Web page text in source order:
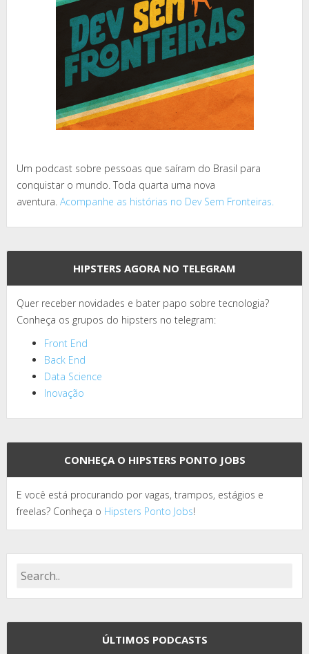
Um podcast sobre pessoas que saíram do Brasil para
conquistar o mundo. Toda quarta uma nova
aventura. Acompanhe as histórias no Dev Sem Fronteiras.
HIPSTERS AGORA NO TELEGRAM
Quer receber novidades e bater papo sobre tecnologia?
Conheça os grupos do hipsters no telegram:
Front End
Back End
Data Science
Inovação
CONHEÇA O HIPSTERS PONTO JOBS
E você está procurando por vagas, trampos, estágios e
freelas? Conheça o Hipsters Ponto Jobs!
ÚLTIMOS PODCASTS